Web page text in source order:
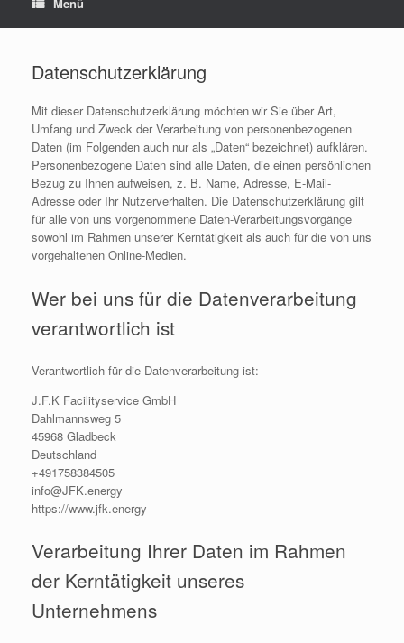
Datenschutzerklärung
Mit dieser Datenschutzerklärung möchten wir Sie über Art,
Umfang und Zweck der Verarbeitung von personenbezogenen
Daten (im Folgenden auch nur als „Daten“ bezeichnet) aufklären.
Personenbezogene Daten sind alle Daten, die einen persönlichen
Bezug zu Ihnen aufweisen, z. B. Name, Adresse, E-Mail-
Adresse oder Ihr Nutzerverhalten. Die Datenschutzerklärung gilt
für alle von uns vorgenommene Daten-Verarbeitungsvorgänge
sowohl im Rahmen unserer Kerntätigkeit als auch für die von uns
vorgehaltenen Online-Medien.
Wer bei uns für die Datenverarbeitung
verantwortlich ist
Verantwortlich für die Datenverarbeitung ist:
J.F.K Facilityservice GmbH
Dahlmannsweg 5
45968 Gladbeck
Deutschland
+491758384505
info@JFK.energy
https://www.jfk.energy
Verarbeitung Ihrer Daten im Rahmen
der Kerntätigkeit unseres
Unternehmens